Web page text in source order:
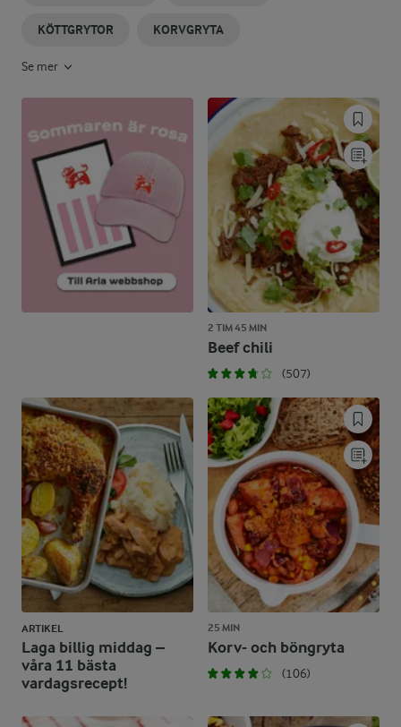
KÖTTGRYTOR KORVGRYTA
Se mer
2 TIM 45 MIN
Beef chili
(507)
ARTIKEL
Laga billig middag –
våra 11 bästa
vardagsrecept!
25 MIN
Korv- och böngryta
(106)